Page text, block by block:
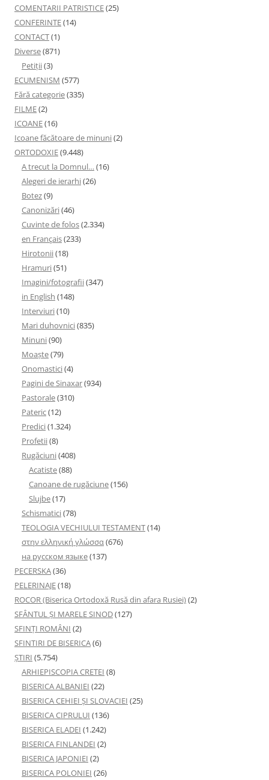
COMENTARII PATRISTICE(25)
CONFERINTE(14)
CONTACT(1)
Diverse(871)
Petiţii(3)
ECUMENISM (577)
Fără categorie(335)
FILME(2)
ICOANE(16)
Icoane făcătoare de minuni(2)
ORTODOXIE(9.448)
A trecut la Domnul… (16)
Alegeri de ierarhi(26)
Botez(9)
Canonizări(46)
Cuvinte de folos(2.334)
en Français(233)
Hirotonii(18)
Hramuri(51)
Imagini/fotografii(347)
in English (148)
Interviuri(10)
Mari duhovnici(835)
Minuni(90)
Moaşte(79)
Onomastici(4)
Pagini de Sinaxar(934)
Pastorale(310)
Pateric(12)
Predici(1.324)
Profetii(8)
Rugăciuni(408)
Acatiste(88)
Canoane de rugăciune(156)
Slujbe(17)
Schismatici(78)
TEOLOGIA VECHIULUI TESTAMENT(14)
στην ελληνική γλώσσα(676)
на русском языке(137)
PECERSKA(36)
PELERINAJE(18)
ROCOR (Biserica Ortodoxă Rusă din afara Rusiei)(2)
SFÂNTUL ȘI MARELE SINOD(127)
SFINȚI ROMÂNI (2)
SFINTIRI DE BISERICA(6)
ŞTIRI (5.754)
ARHIEPISCOPIA CRETEI (8)
BISERICA ALBANIEI (22)
BISERICA CEHIEI ŞI SLOVACIEI (25)
BISERICA CIPRULUI (136)
BISERICA ELADEI (1.242)
BISERICA FINLANDEI (2)
BISERICA JAPONIEI (2)
BISERICA POLONIEI (26)